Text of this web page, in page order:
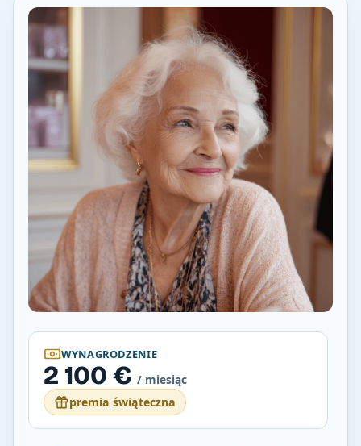
WYNAGRODZENIE
2 100 € / miesiąc
premia świąteczna